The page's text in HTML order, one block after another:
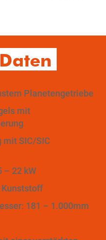
Planetengetriebe
mit
mit SIC/SIC
– 22 kW
181 – 1.000mm